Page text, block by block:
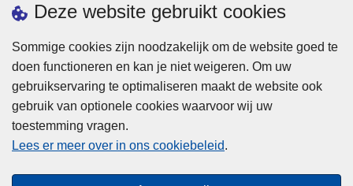
Deze website gebruikt cookies
Sommige cookies zijn noodzakelijk om de website goed te
doen functioneren en kan je niet weigeren. Om uw
gebruikservaring te optimaliseren maakt de website ook
gebruik van optionele cookies waarvoor wij uw
toestemming vragen.
Lees er meer over in ons cookiebeleid.
Disclaimer
Privacy